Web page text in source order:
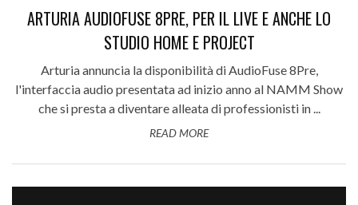
ARTURIA AUDIOFUSE 8PRE, PER IL LIVE E ANCHE LO
STUDIO HOME E PROJECT
Arturia annuncia la disponibilità di AudioFuse 8Pre,
l'interfaccia audio presentata ad inizio anno al NAMM Show
che si presta a diventare alleata di professionisti in ...
READ MORE